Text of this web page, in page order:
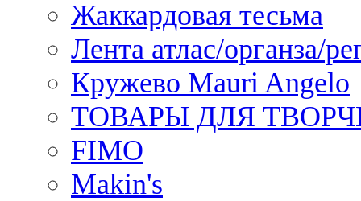
Жаккардовая тесьма
Лента атлас/органза/
Кружево Mauri Angelo
ТОВАРЫ ДЛЯ
FIMO
Makin's